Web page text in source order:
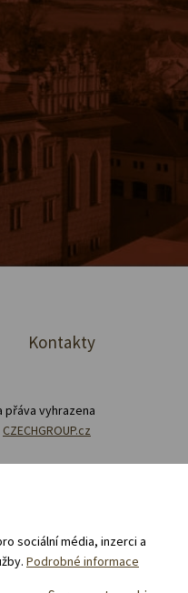
Kontakty
přáva vyhrazena
CZECHGROUP.cz
sociální média, inzerci a
Podrobné informace